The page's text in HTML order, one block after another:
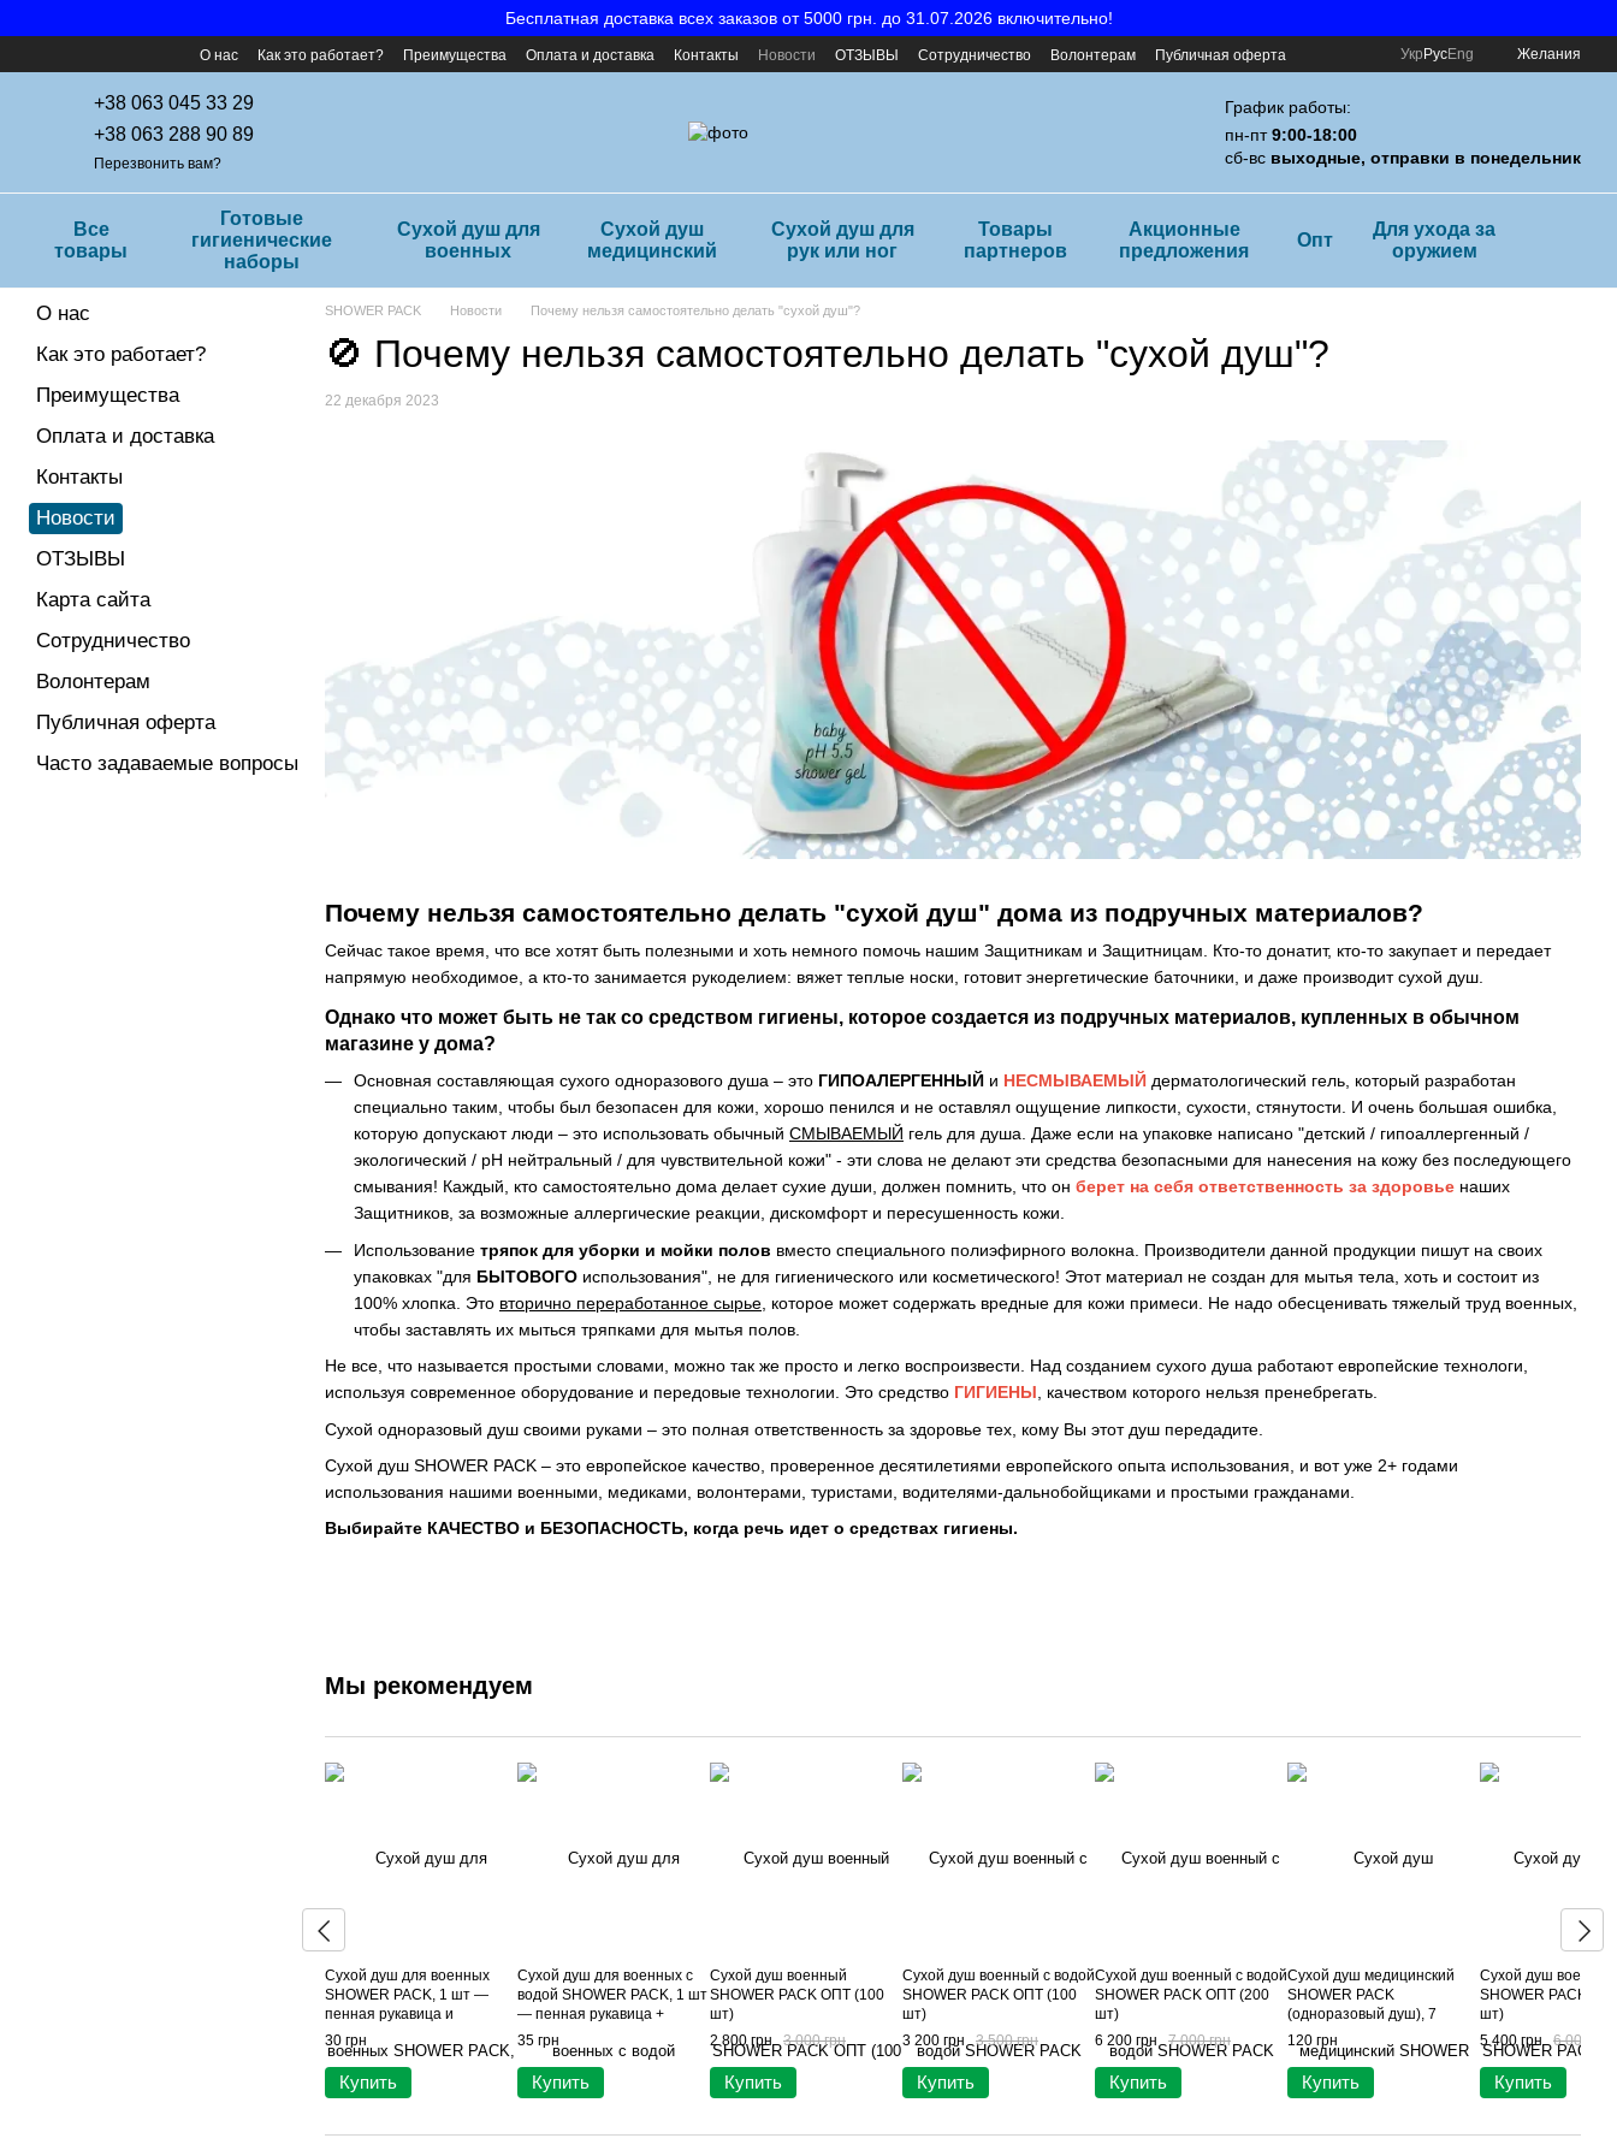
Бесплатная доставка всех заказов от 5000 грн. до 31.07.2026 включительно!
О нас Как это работает? Преимущества Оплата и доставка Контакты Новости ОТЗЫВЫ Сотрудничество Волонтерам
Публичная оферта
Укр РусEng Желания
+38 063 045 33 29
+38 063 288 90 89
Перезвонить вам?
График работы:
пн-пт9:00-18:00
сб-вс выходные, отправки в понедельник
Все
товары
Готовые
гигиенические
наборы
Cухой душ для
военных
Сухой душ
медицинский
Сухой душ для
рук или ног
Товары
партнеров
Акционные
предложения
Опт
Для ухода за
оружием
SHOWER PACK Новости Почему нельзя самостоятельно делать "сухой душ"?
🚫 Почему нельзя самостоятельно делать "сухой душ"?
22 декабря 2023
Почему нельзя самостоятельно делать "сухой душ" дома из подручных материалов?
Сейчас такое время, что все хотят быть полезными и хоть немного помочь нашим Защитникам и Защитницам. Кто-то донатит, кто-то закупает и передает
напрямую необходимое, а кто-то занимается рукоделием: вяжет теплые носки, готовит энергетические баточники, и даже производит сухой душ.
Однако что может быть не так со средством гигиены, которое создается из подручных материалов, купленных в обычном
магазине у дома?
Основная составляющая сухого одноразового душа – это ГИПОАЛЕРГЕННЫЙ и НЕСМЫВАЕМЫЙ дерматологический гель, который разработан
специально таким, чтобы был безопасен для кожи, хорошо пенился и не оставлял ощущение липкости, сухости, стянутости. И очень большая ошибка,
которую допускают люди – это использовать обычный СМЫВАЕМЫЙ гель для душа. Даже если на упаковке написано "детский / гипоаллергенный /
экологический / pH нейтральный / для чувствительной кожи" - эти слова не делают эти средства безопасными для нанесения на кожу без последующего
смывания! Каждый, кто самостоятельно дома делает сухие души, должен помнить, что он берет на себя ответственность за здоровье наших
Защитников, за возможные аллергические реакции, дискомфорт и пересушенность кожи.
Использование тряпок для уборки и мойки полов вместо специального полиэфирного волокна. Производители данной продукции пишут на своих
упаковках "для БЫТОВОГО использования", не для гигиенического или косметического! Этот материал не создан для мытья тела, хоть и состоит из
100% хлопка. Это вторично переработанное сырье , которое может содержать вредные для кожи примеси. Не надо обесценивать тяжелый труд военных,
чтобы заставлять их мыться тряпками для мытья полов.
Не все, что называется простыми словами, можно так же просто и легко воспроизвести. Над созданием сухого душа работают европейские технологи,
используя современное оборудование и передовые технологии. Это средство ГИГИЕНЫ , качеством которого нельзя пренебрегать.
Сухой одноразовый душ своими руками – это полная ответственность за здоровье тех, кому Вы этот душ передадите.
Сухой душ SHOWER PACK – это европейское качество, проверенное десятилетиями европейского опыта использования, и вот уже 2+ годами
использования нашими военными, медиками, волонтерами, туристами, водителями-дальнобойщиками и простыми гражданами.
Выбирайте КАЧЕСТВО и БЕЗОПАСНОСТЬ, когда речь идет о средствах гигиены.
Мы рекомендуем
Сухой душ для военных
SHOWER PACK, 1 шт —
пенная рукавица и
полотенце, для полевых
условий (одноразовый душ)
30 грн
Купить
Сухой душ для военных с
водой SHOWER PACK, 1 шт
— пенная рукавица +
полотенце + 50 мл воды,
для полевых условий
(одноразовый душ)
35 грн
Купить
Сухой душ военный
SHOWER PACK ОПТ (100
шт)
2 800 грн
3 000 грн
Купить
Сухой душ военный с водой
SHOWER PACK ОПТ (100
шт)
3 200 грн
3 500 грн
Купить
Сухой душ военный с водой
SHOWER PACK ОПТ (200
шт)
6 200 грн
7 000 грн
Купить
Сухой душ медицинский
SHOWER PACK
(одноразовый душ), 7
пенных рукавиц — для
маломобильных и лежачих
пациентов
120 грн
Купить
Сухой душ военный
SHOWER PACK
шт)
5 400 грн
6 000 грн
Купить
О нас
Как это работает?
Преимущества
Оплата и доставка
Контакты
Новости
ОТЗЫВЫ
Карта сайта
Сотрудничество
Волонтерам
Публичная оферта
Часто задаваемые вопросы